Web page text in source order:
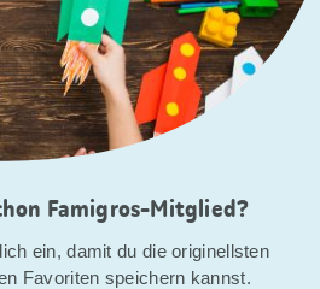
Famigros-Mitglied?
ein, damit du die originellsten
Favoriten speichern kannst.